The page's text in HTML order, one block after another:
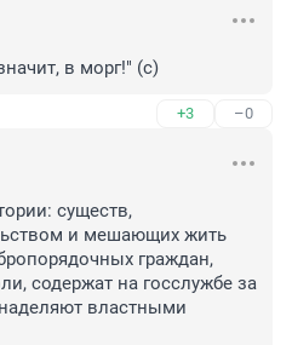
в морг!" (с)
+3 –0
существ,
и мешающих жить
граждан,
содержат на госслужбе за
властными